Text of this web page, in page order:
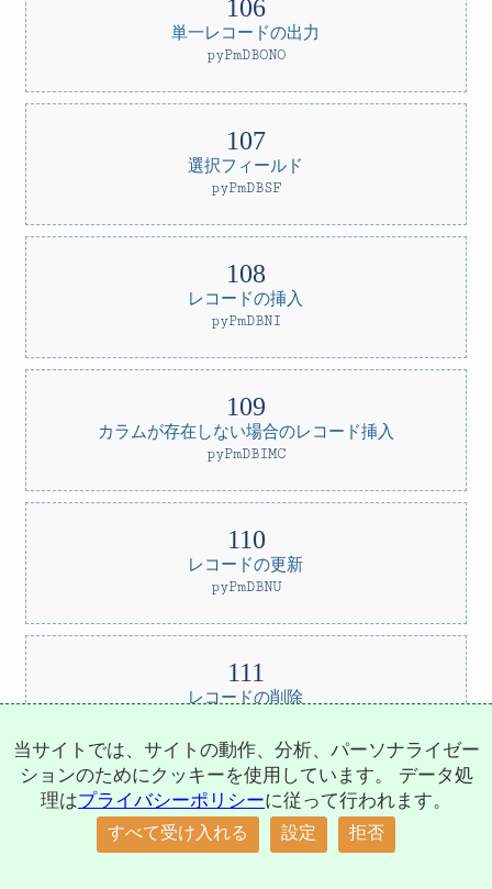
単一レコードの出力
pyPmDBONO
選択フィールド
pyPmDBSF
レコードの挿入
pyPmDBNI
カラムが存在しない場合のレコード挿入
pyPmDBIMC
レコードの更新
pyPmDBNU
レコードの削除
フィールドのリネーム
pyPmDBFR
当サイトでは、サイトの動作、分析、パーソナライゼー
ションのためにクッキーを使用しています。 データ処
理はプライバシーポリシーに従って行われます。
すべて受け入れる 設定 拒否